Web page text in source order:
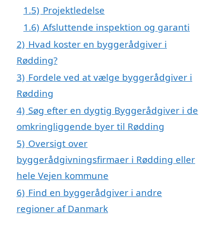
1.5) Projektledelse
1.6) Afsluttende inspektion og garanti
2) Hvad koster en byggerådgiver i
Rødding?
3) Fordele ved at vælge byggerådgiver i
Rødding
4) Søg efter en dygtig Byggerådgiver i de
omkringliggende byer til Rødding
5) Oversigt over
byggerådgivningsfirmaer i Rødding eller
hele Vejen kommune
6) Find en byggerådgiver i andre
regioner af Danmark